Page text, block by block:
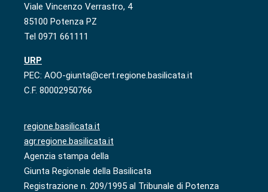
Viale Vincenzo Verrastro, 4
85100 Potenza PZ
Tel 0971 661111
URP
PEC: AOO-giunta@cert.regione.basilicata.it
C.F. 80002950766
regione.basilicata.it
agr.regione.basilicata.it
Agenzia stampa della
Giunta Regionale della Basilicata
Registrazione n. 209/1995 al Tribunale di Potenza